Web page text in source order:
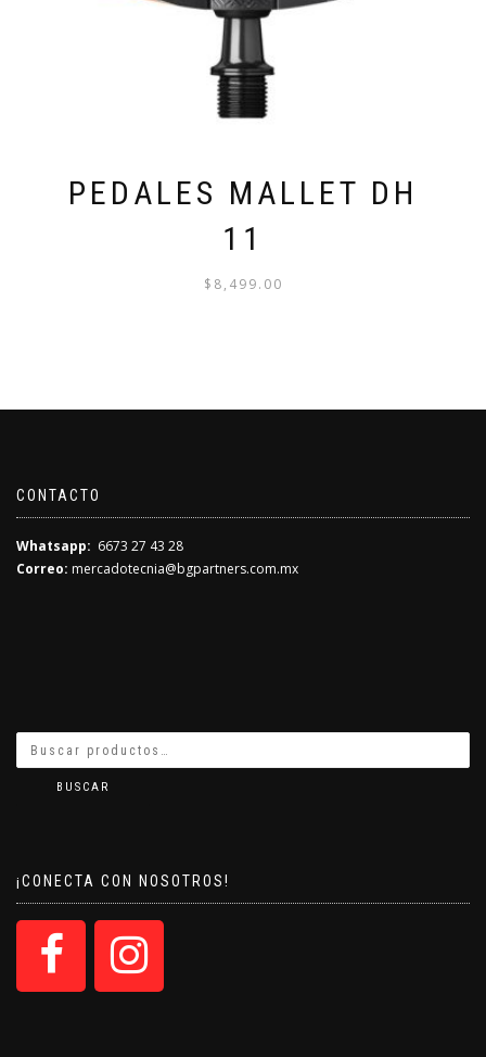
PEDALES MALLET DH
11
$ 8,499.00
CONTACTO
Whatsapp: 6673 27 43 28
Correo: mercadotecnia@bgpartners.com.mx
BUSCAR
¡CONECTA CON NOSOTROS!